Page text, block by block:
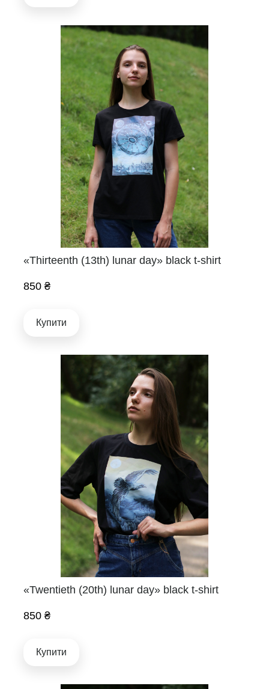
«Thirteenth (13th) lunar day» black t-shirt
850 ₴
Купити
«Twentieth (20th) lunar day» black t-shirt
850 ₴
Купити